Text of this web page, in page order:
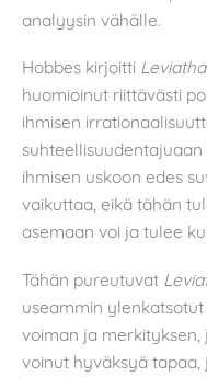
analyysin vähälle.
Hobbes kirjoitti
huomioinut riittävästi
ihmisen
ihmisen uskoon edes
vaikuttaa, eikä tähän
asemaan voi ja tulee
Tähän pureutuvat
useammin
voiman ja
voinut hyväksyä